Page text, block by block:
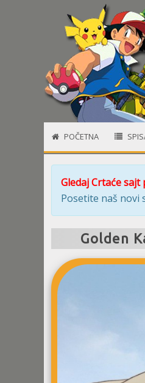
POČETNA
Gledaj Crtaće
Posetite naš novi
Golden